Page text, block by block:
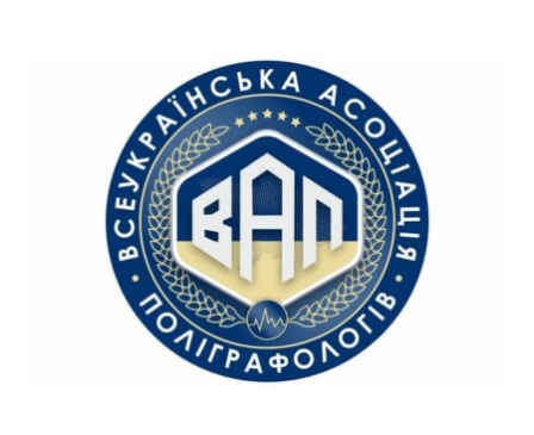
КОНТАКТИ